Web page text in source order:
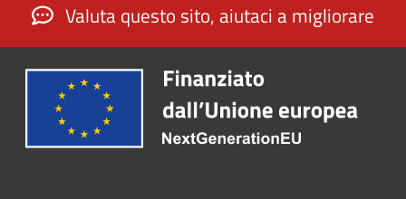
Valuta questo sito, aiutaci a migliorare